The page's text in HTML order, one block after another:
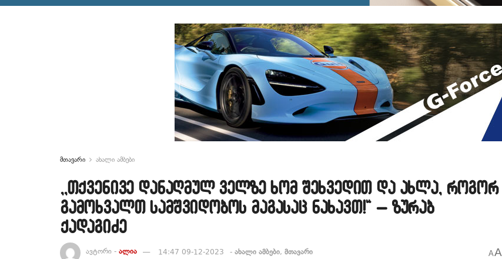
მთავარი ახალი ამბები
,,თქვენივე დანაღმულ ველზე ხომ შეხვედით და ახლა, როგორ
გამოხვალთ სამშვიდობოს მაგასაც ნახავთ!“ – ზურაბ
ქადაგიძე
ავტორი - ალია 14:47 09-12-2023 - ახალი ამბები, მთავარი AA